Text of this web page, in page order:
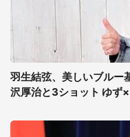
羽生結弦、美しいブルー
沢厚治と3ショット ゆず